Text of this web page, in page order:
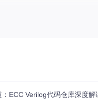
ECC Verilog代码仓库深度解